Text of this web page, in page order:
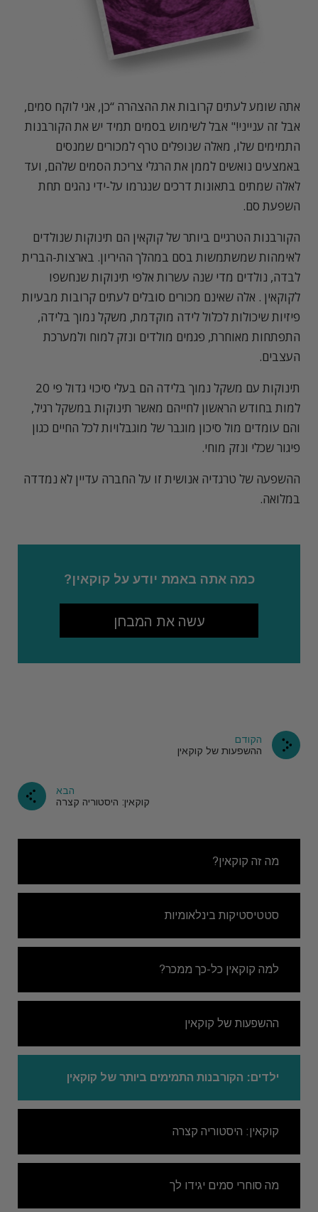
אתה שומע לעתים קרובות את ההצהרה “כן, אני לוקח סמים,
אבל זה ענייני!" אבל לשימוש בסמים תמיד יש את הקורבנות
התמימים שלו, מאלה שנופלים טרף למכורים שמנסים
באמצעים נואשים לממן את הרגלי צריכת הסמים שלהם, ועד
לאלה שמתים בתאונות דרכים שנגרמו על-ידי נהגים תחת
השפעת סם.
הקורבנות הטרגיים ביותר של קוקאין הם תינוקות שנולדים
לאימהות שמשתמשות בסם במהלך ההיריון. בארצות-הברית
לבדה, נולדים מדי שנה עשרות אלפי תינוקות שנחשפו
לקוקאין . אלה שאינם מכורים סובלים לעתים קרובות מבעיות
פיזיות שיכולות לכלול לידה מוקדמת, משקל נמוך בלידה,
התפתחות מאוחרת, פגמים מולדים ונזק למוח ולמערכת
העצבים.
תינוקות עם משקל נמוך בלידה הם בעלי סיכוי גדול פי 20
למות בחודש הראשון לחייהם מאשר תינוקות במשקל רגיל,
והם עומדים מול סיכון מוגבר של מוגבלויות לכל החיים כגון
פיגור שכלי ונזק מוחי.
ההשפעה של טרגדיה אנושית זו על החברה עדיין לא נמדדה
במלואה.
כמה אתה באמת יודע על קוקאין?
עשה את המבחן
הקודם
ההשפעות של קוקאין
הבא
קוקאין: היסטוריה קצרה
מה זה קוקאין?
סטטיסטיקות בינלאומיות
למה קוקאין כל-כך ממכר?
ההשפעות של קוקאין
ילדים: הקורבנות התמימים ביותר של קוקאין
קוקאין: היסטוריה קצרה
מה סוחרי סמים יגידו לך